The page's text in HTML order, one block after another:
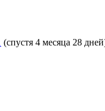
(спустя 4 месяца 28